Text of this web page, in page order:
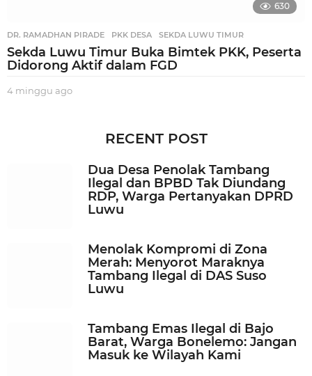
630
DR. RAMADHAN PIRADE ,PKK DESA ,SEKDA LUWU TIMUR
Sekda Luwu Timur Buka Bimtek PKK, Peserta
Didorong Aktif dalam FGD
4 minggu ago
RECENT POST
Dua Desa Penolak Tambang
Ilegal dan BPBD Tak Diundang
RDP, Warga Pertanyakan DPRD
Luwu
Menolak Kompromi di Zona
Merah: Menyorot Maraknya
Tambang Ilegal di DAS Suso
Luwu
Tambang Emas Ilegal di Bajo
Barat, Warga Bonelemo: Jangan
Masuk ke Wilayah Kami